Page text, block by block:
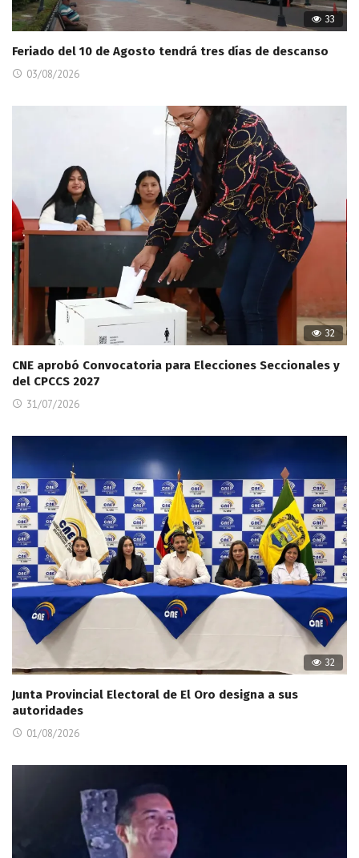
33
Feriado del 10 de Agosto tendrá tres días de descanso
03/08/2026
32
CNE aprobó Convocatoria para Elecciones Seccionales y
del CPCCS 2027
31/07/2026
32
Junta Provincial Electoral de El Oro designa a sus
autoridades
01/08/2026